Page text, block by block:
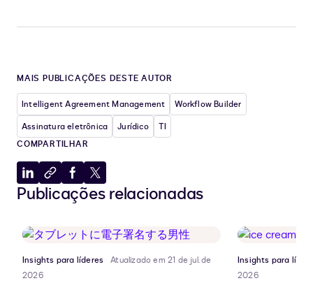
MAIS PUBLICAÇÕES DESTE AUTOR
Intelligent Agreement Management
Workflow Builder
Assinatura eletrônica
Jurídico
TI
COMPARTILHAR
Compartilhar
no
Copiar
para
área
de
transferência
Compartilhar
no
Compartilhar
no
Publicações relacionadas
Insights para líderes
Atualizado em 21 de jul. de
2026
Insights para
2026